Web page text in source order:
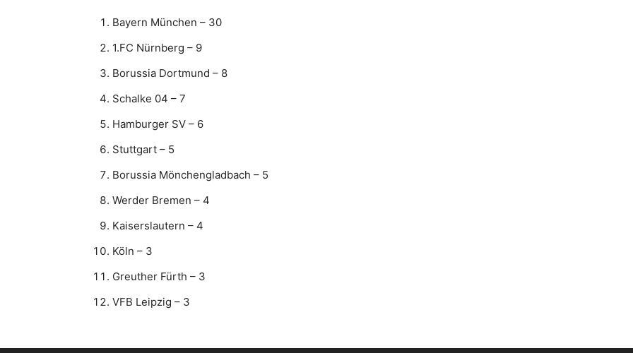
Bayern München – 30
1.FC Nürnberg – 9
Borussia Dortmund – 8
Schalke 04 – 7
Hamburger SV – 6
Stuttgart – 5
Borussia Mönchengladbach – 5
Werder Bremen – 4
Kaiserslautern – 4
Köln – 3
Greuther Fürth – 3
VFB Leipzig – 3